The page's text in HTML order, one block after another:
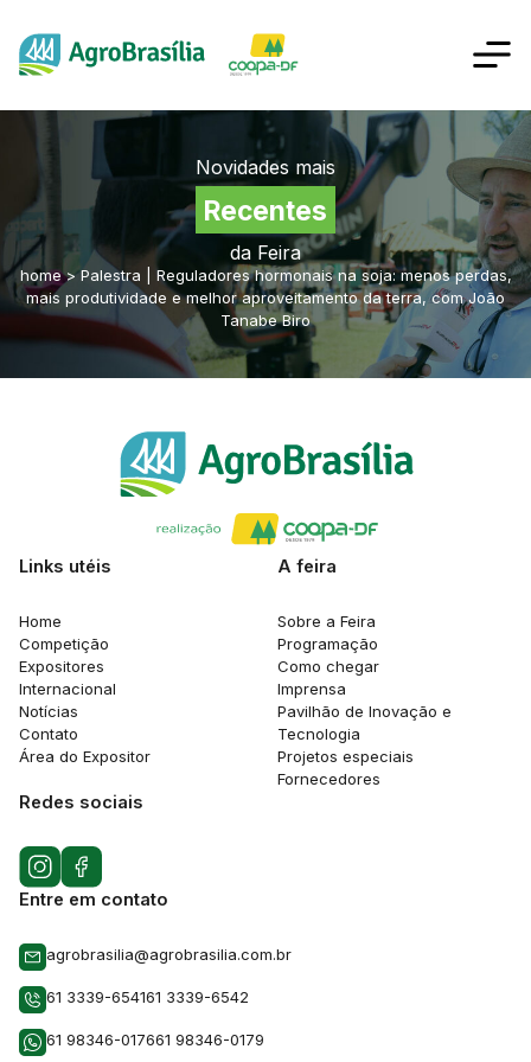
Novidades mais
Recentes
da Feira
home > Palestra | Reguladores hormonais na soja: menos perdas,
mais produtividade e melhor aproveitamento da terra, com João
Tanabe Biro
Links utéis
Home
Competição
Expositores
Internacional
Notícias
Contato
Área do Expositor
A feira
Sobre a Feira
Programação
Como chegar
Imprensa
Pavilhão de Inovação e
Tecnologia
Projetos especiais
Fornecedores
Redes sociais
Entre em contato
agrobrasilia@agrobrasilia.com.br
61 3339-654161 3339-6542
61 98346-017661 98346-0179